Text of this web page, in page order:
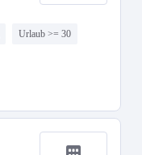
Urlaub >= 30